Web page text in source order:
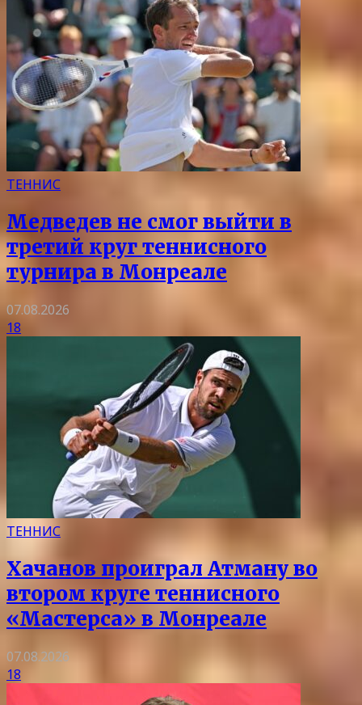
ТЕННИС
Медведев не смог выйти в
третий круг теннисного
турнира в Монреале
07.08.2026
18
ТЕННИС
Хачанов проиграл Атману во
втором круге теннисного
«Мастерса» в Монреале
07.08.2026
18